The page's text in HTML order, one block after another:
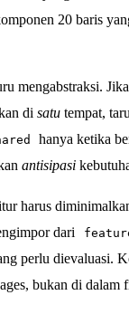
20 baris
mengabstraksi.
di satu tempat,
hanya ketika
antisipasi
harus
dari
perlu dievaluasi.
bukan di dalam